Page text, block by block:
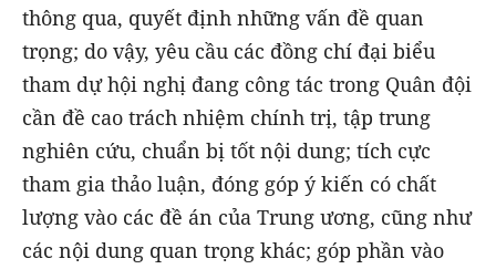
thông qua, quyết định những vấn đề quan
trọng; do vậy, yêu cầu các đồng chí đại biểu
tham dự hội nghị đang công tác trong Quân đội
cần đề cao trách nhiệm chính trị, tập trung
nghiên cứu, chuẩn bị tốt nội dung; tích cực
tham gia thảo luận, đóng góp ý kiến có chất
lượng vào các đề án của Trung ương, cũng như
các nội dung quan trọng khác; góp phần vào